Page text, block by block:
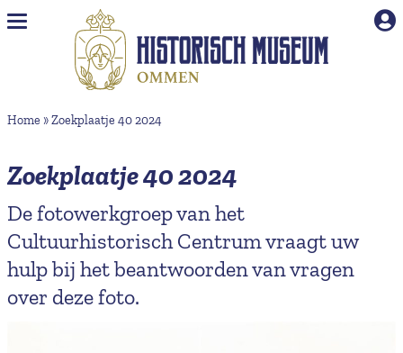
Naar hoofdinhoud
Home »Zoekplaatje 40 2024
Zoekplaatje 40 2024
De fotowerkgroep van het
Cultuurhistorisch Centrum vraagt uw
hulp bij het beantwoorden van vragen
over deze foto.